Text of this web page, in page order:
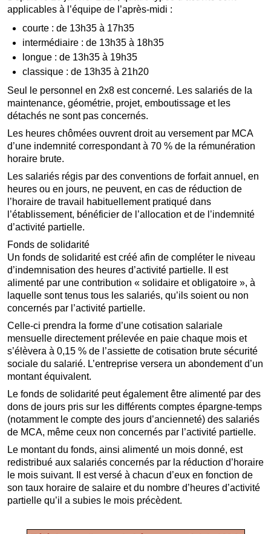
applicables à l’équipe de l’après-midi :
courte : de 13h35 à 17h35
intermédiaire : de 13h35 à 18h35
longue : de 13h35 à 19h35
classique : de 13h35 à 21h20
Seul le personnel en 2x8 est concerné. Les salariés de la
maintenance, géométrie, projet, emboutissage et les
détachés ne sont pas concernés.
Les heures chômées ouvrent droit au versement par MCA
d’une indemnité correspondant à 70 % de la rémunération
horaire brute.
Les salariés régis par des conventions de forfait annuel, en
heures ou en jours, ne peuvent, en cas de réduction de
l’horaire de travail habituellement pratiqué dans
l’établissement, bénéficier de l’allocation et de l’indemnité
d’activité partielle.
Fonds de solidarité
Un fonds de solidarité est créé afin de compléter le niveau
d’indemnisation des heures d’activité partielle. Il est
alimenté par une contribution « solidaire et obligatoire », à
laquelle sont tenus tous les salariés, qu’ils soient ou non
concernés par l’activité partielle.
Celle-ci prendra la forme d’une cotisation salariale
mensuelle directement prélevée en paie chaque mois et
s’élèvera à 0,15 % de l’assiette de cotisation brute sécurité
sociale du salarié. L’entreprise versera un abondement d’un
montant équivalent.
Le fonds de solidarité peut également être alimenté par des
dons de jours pris sur les différents comptes épargne-temps
(notamment le compte des jours d’ancienneté) des salariés
de MCA, même ceux non concernés par l’activité partielle.
Le montant du fonds, ainsi alimenté un mois donné, est
redistribué aux salariés concernés par la réduction d’horaire
le mois suivant. Il est versé à chacun d’eux en fonction de
son taux horaire de salaire et du nombre d’heures d’activité
partielle qu’il a subies le mois précèdent.